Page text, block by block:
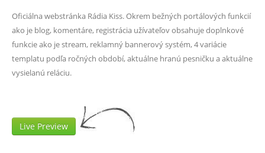
Oficiálna webstránka Rádia Kiss. Okrem bežných portálových funkcií
ako je blog, komentáre, registrácia užívateľov obsahuje doplnkové
funkcie ako je stream, reklamný bannerový systém, 4 variácie
templatu podľa ročných období, aktuálne hranú pesničku a aktuálne
vysielanú reláciu.
Live Preview